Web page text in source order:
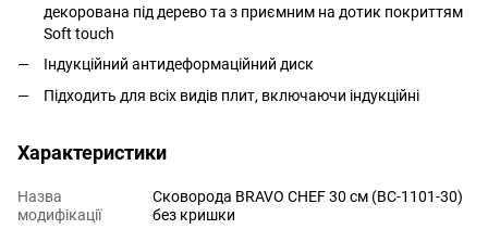
декорована під дерево та з приємним на дотик покриттям
Soft touch
Індукційний антидеформаційний диск
Підходить для всіх видів плит, включаючи індукційні
Характеристики
Назва
модифікації
Сковорода BRAVO CHEF 30 см (BC-1101-30)
без кришки